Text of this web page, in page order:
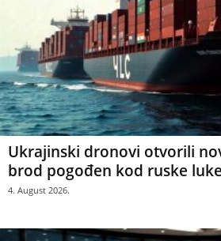
Ukrajinski dronovi otvorili
brod pogođen kod ruske
4. August 2026.